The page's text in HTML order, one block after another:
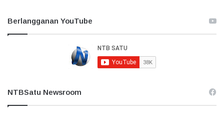
Berlangganan YouTube
NTBSatu Newsroom